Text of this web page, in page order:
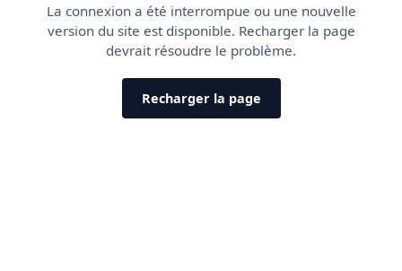
La connexion a été interrompue ou une nouvelle
version du site est disponible. Recharger la page
devrait résoudre le problème.
Recharger la page